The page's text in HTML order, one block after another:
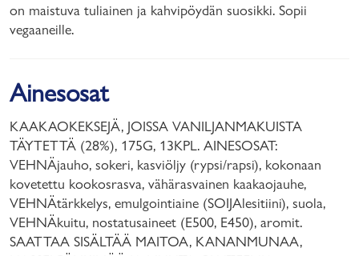
on maistuva tuliainen ja kahvipöydän suosikki. Sopii
vegaaneille.
Ainesosat
KAAKAOKEKSEJÄ, JOISSA VANILJANMAKUISTA
TÄYTETTÄ (28%), 175G, 13KPL. AINESOSAT:
VEHNÄjauho, sokeri, kasviöljy (rypsi/rapsi), kokonaan
kovetettu kookosrasva, vähärasvainen kaakaojauhe,
VEHNÄtärkkelys, emulgointiaine (SOIJAlesitiini), suola,
VEHNÄkuitu, nostatusaineet (E500, E450), aromit.
SAATTAA SISÄLTÄÄ MAITOA, KANANMUNAA,